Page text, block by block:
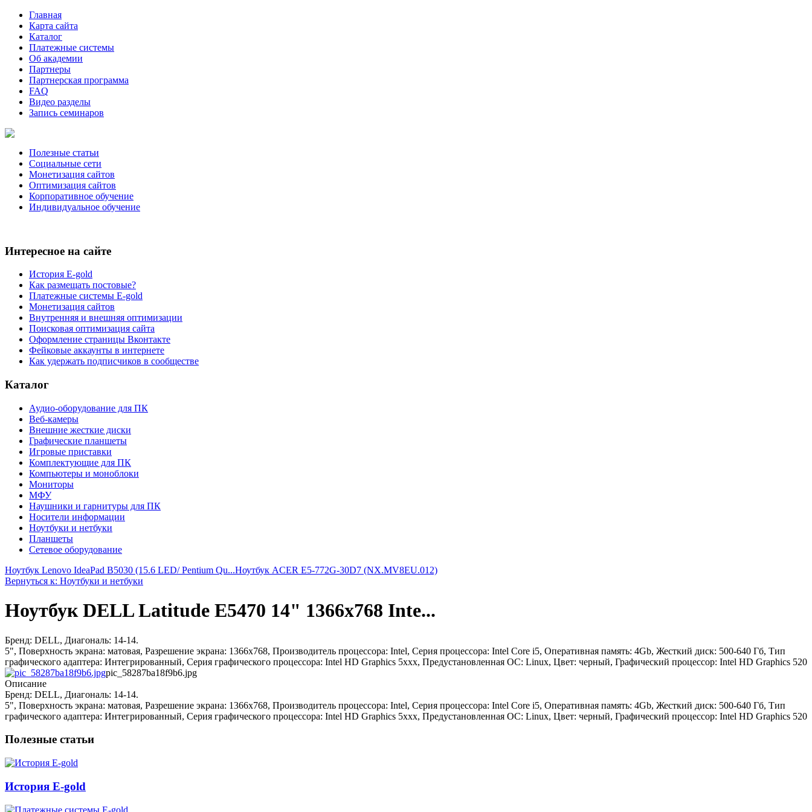
Главная
Карта сайта
Каталог
Платежные системы
Об академии
Партнеры
Партнерская программа
FAQ
Видео разделы
Запись семинаров
Полезные статьи
Социальные сети
Монетизация сайтов
Оптимизация сайтов
Корпоративное обучение
Индивидуальное обучение
Интересное на сайте
История E-gold
Как размещать постовые?
Платежные системы E-gold
Монетизация сайтов
Внутренняя и внешняя оптимизации
Поисковая оптимизация сайта
Оформление страницы Вконтакте
Фейковые аккаунты в интернете
Как удержать подписчиков в сообществе
Каталог
Аудио-оборудование для ПК
Веб-камеры
Внешние жесткие диски
Графические планшеты
Игровые приставки
Комплектующие для ПК
Компьютеры и моноблоки
Мониторы
МФУ
Наушники и гарнитуры для ПК
Носители информации
Ноутбуки и нетбуки
Планшеты
Сетевое оборудование
Ноутбук Lenovo IdeaPad B5030 (15.6 LED/ Pentium Qu...Ноутбук ACER E5-772G-30D7 (NX.MV8EU.012)
Вернуться к: Ноутбуки и нетбуки
Ноутбук DELL Latitude E5470 14" 1366x768 Inte...
Бренд: DELL, Диагональ: 14-14.
5", Поверхность экрана: матовая, Разрешение экрана: 1366x768, Производитель процессора: Intel, Серия процессора: Intel Core i5, Оперативная память: 4Gb, Жесткий диск: 500-640 Гб, Тип
графического адаптера: Интегрированный, Серия графического процессора: Intel HD Graphics 5xxx, Предустановленная ОС: Linux, Цвет: черный, Графический процессор: Intel HD Graphics 520
pic_58287ba18f9b6.jpg
Описание
Бренд: DELL, Диагональ: 14-14.
5", Поверхность экрана: матовая, Разрешение экрана: 1366x768, Производитель процессора: Intel, Серия процессора: Intel Core i5, Оперативная память: 4Gb, Жесткий диск: 500-640 Гб, Тип
графического адаптера: Интегрированный, Серия графического процессора: Intel HD Graphics 5xxx, Предустановленная ОС: Linux, Цвет: черный, Графический процессор: Intel HD Graphics 520
Полезные статьи
История E-gold